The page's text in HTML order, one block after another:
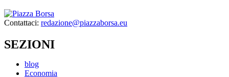
Contattaci: redazione@piazzaborsa.eu
SEZIONI
blog
Economia